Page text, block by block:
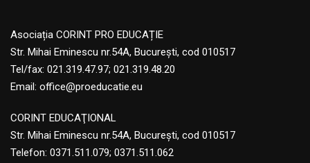
Asociația CORINT PRO EDUCAȚIE
Str. Mihai Eminescu nr.54A, București, cod 010517
Tel/fax: 021.319.47.97; 021.319.48.20
Email: office@proeducatie.eu
CORINT EDUCAŢIONAL
Str. Mihai Eminescu nr.54A, Bucureşti, cod 010517
Telefon: 0371.511.079; 0371.511.062